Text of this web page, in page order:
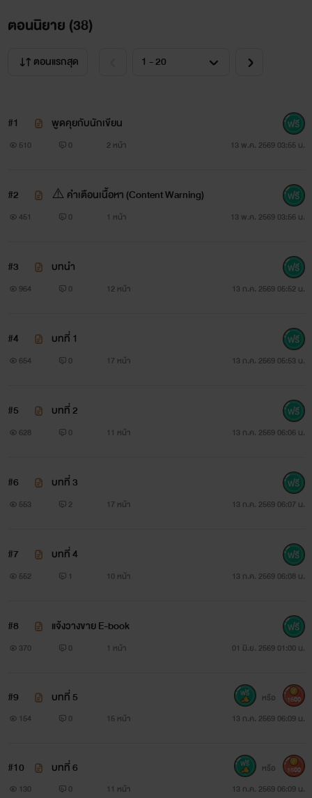
ตอนนิยาย (38)
ตอนแรกสุด
#1 พูดคุยกับนักเขียน
510 0 2 หน้า 13 พ.ค. 2569 03:55 น.
#2 ⚠️ คำเตือนเนื้อหา (Content Warning)
451 0 1 หน้า 13 พ.ค. 2569 03:56 น.
#3 บทนำ
964 0 12 หน้า 13 ก.ค. 2569 05:52 น.
#4 บทที่ 1
654 0 17 หน้า 13 ก.ค. 2569 05:53 น.
#5 บทที่ 2
628 0 11 หน้า 13 ก.ค. 2569 06:06 น.
#6 บทที่ 3
553 2 17 หน้า 13 ก.ค. 2569 06:07 น.
#7 บทที่ 4
552 1 10 หน้า 13 ก.ค. 2569 06:08 น.
#8 แจ้งวางขาย E-book
370 0 1 หน้า 01 มิ.ย. 2569 01:00 น.
#9 บทที่ 5
154 0 15 หน้า 13 ก.ค. 2569 06:09 น.
หรือ 1500
#10 บทที่ 6
130 0 11 หน้า 13 ก.ค. 2569 06:09 น.
หรือ 1500